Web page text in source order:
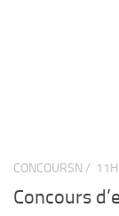
CONCOURSN /
Concours